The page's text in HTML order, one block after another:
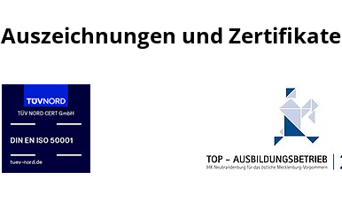
Auszeichnungen und Zertifikate